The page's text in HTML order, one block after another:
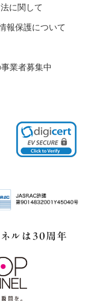
に関して
報保護について
業者募集中